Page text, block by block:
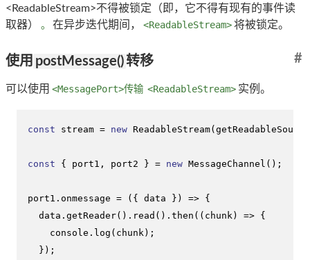
<ReadableStream>不得被锁定（即，它不得有现有的事件读
取器）
。 在异步迭代期间， <ReadableStream>将被锁定。
使用 postMessage()转移 #
可以使用 <MessagePort>传输 <ReadableStream> 实例。
const stream = new ReadableStream(
const { port1, port2 } = new MessageChannel ();
port1. onmessage = ( { data } ) => {
  data.
getReader(). read (). then ( ( chunk ) => {
console . log (chunk);
  });